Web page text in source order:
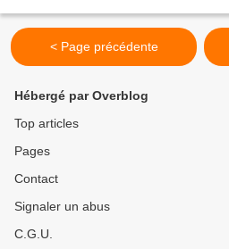
< Page précédente
Hébergé par Overblog
Top articles
Pages
Contact
Signaler un abus
C.G.U.